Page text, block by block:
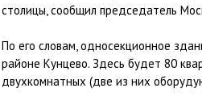
столицы, сообщил председатель
По его словам, односекционное
районе Кунцево. Здесь будет 80
двухкомнатных (две из них